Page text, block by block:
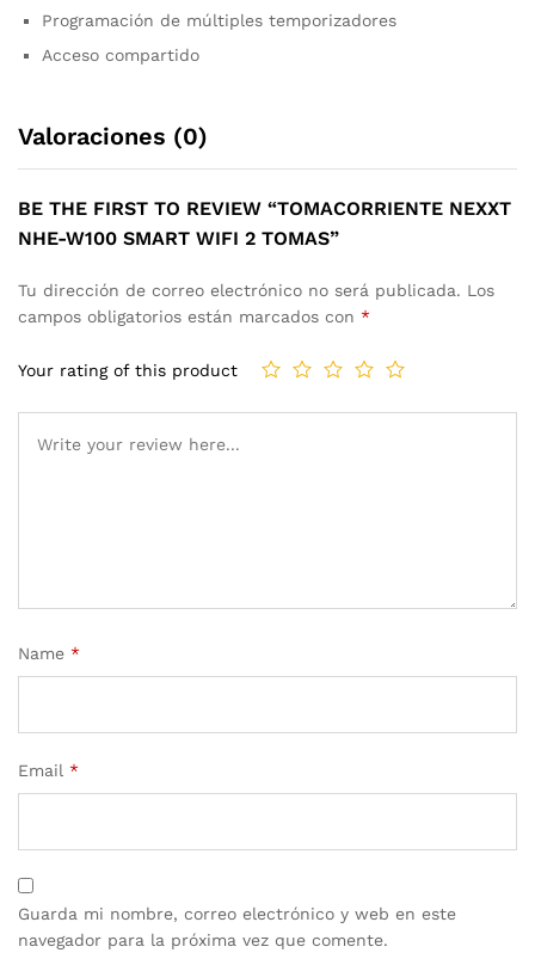
Programación de múltiples temporizadores
Acceso compartido
Valoraciones (0)
BE THE FIRST TO REVIEW “TOMACORRIENTE NEXXT
NHE-W100 SMART WIFI 2 TOMAS”
Tu dirección de correo electrónico no será publicada. Los
campos obligatorios están marcados con *
Your rating of this product
Name *
Email *
Guarda mi nombre, correo electrónico y web en este
navegador para la próxima vez que comente.